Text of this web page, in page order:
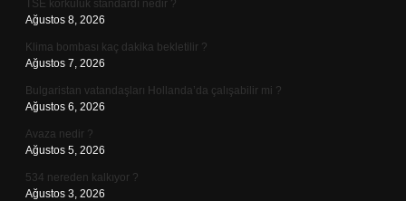
TSE korkuluk standardı nedir ?
Ağustos 8, 2026
Klima bombası kaç dakika bekletilir ?
Ağustos 7, 2026
Bulgaristan vatandaşları Hollanda’da çalışabilir mi ?
Ağustos 6, 2026
Avaza nedir ?
Ağustos 5, 2026
534 nereden kalkıyor ?
Ağustos 3, 2026